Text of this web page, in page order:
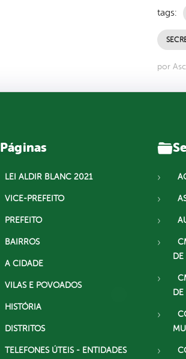
tags:
por
Páginas
LEI ALDIR BLANC 2021
VICE-PREFEITO
PREFEITO
BAIRROS
A CIDADE
VILAS E POVOADOS
HISTÓRIA
DISTRITOS
TELEFONES ÚTEIS - ENTIDADES